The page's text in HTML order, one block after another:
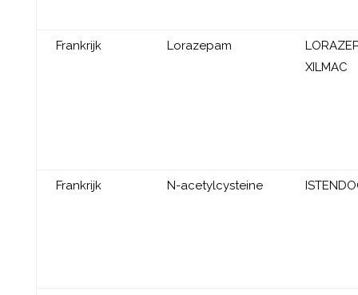
Frankrijk Lorazepam
XILMAC
Frankrijk N-acetylcysteine